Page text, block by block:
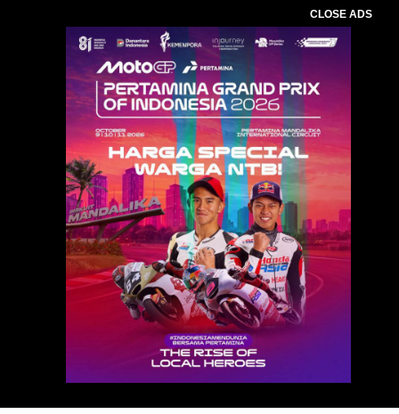
CLOSE ADS